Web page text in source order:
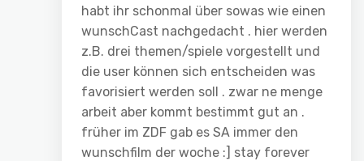
habt ihr schonmal über sowas wie einen
wunschCast nachgedacht . hier werden
z.B. drei themen/spiele vorgestellt und
die user können sich entscheiden was
favorisiert werden soll . zwar ne menge
arbeit aber kommt bestimmt gut an .
früher im ZDF gab es SA immer den
wunschfilm der woche :] stay forever